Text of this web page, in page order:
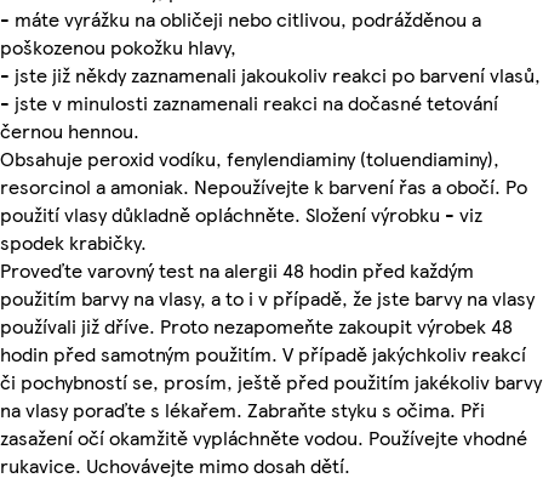
- máte vyrážku na obličeji nebo citlivou, podrážděnou a
poškozenou pokožku hlavy,
- jste již někdy zaznamenali jakoukoliv reakci po barvení vlasů,
- jste v minulosti zaznamenali reakci na dočasné tetování
černou hennou.
Obsahuje peroxid vodíku, fenylendiaminy (toluendiaminy),
resorcinol a amoniak. Nepoužívejte k barvení řas a obočí. Po
použití vlasy důkladně opláchněte. Složení výrobku - viz
spodek krabičky.
Proveďte varovný test na alergii 48 hodin před každým
použitím barvy na vlasy, a to i v případě, že jste barvy na vlasy
používali již dříve. Proto nezapomeňte zakoupit výrobek 48
hodin před samotným použitím. V případě jakýchkoliv reakcí
či pochybností se, prosím, ještě před použitím jakékoliv barvy
na vlasy poraďte s lékařem. Zabraňte styku s očima. Při
zasažení očí okamžitě vypláchněte vodou. Používejte vhodné
rukavice. Uchovávejte mimo dosah dětí.